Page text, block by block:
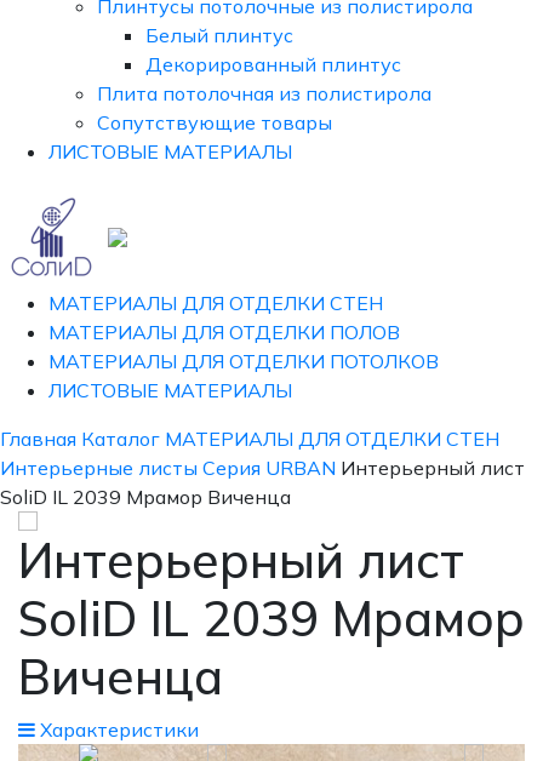
Плинтусы потолочные из полистирола
Белый плинтус
Декорированный плинтус
Плита потолочная из полистирола
Сопутствующие товары
ЛИСТОВЫЕ МАТЕРИАЛЫ
МАТЕРИАЛЫ ДЛЯ ОТДЕЛКИ СТЕН
МАТЕРИАЛЫ ДЛЯ ОТДЕЛКИ ПОЛОВ
МАТЕРИАЛЫ ДЛЯ ОТДЕЛКИ ПОТОЛКОВ
ЛИСТОВЫЕ МАТЕРИАЛЫ
Главная Каталог МАТЕРИАЛЫ ДЛЯ ОТДЕЛКИ СТЕН
Интерьерные листы Серия URBAN Интерьерный лист
SoliD IL 2039 Мрамор Виченца
Интерьерный лист
SoliD IL 2039 Мрамор
Виченца
Xарактеристики